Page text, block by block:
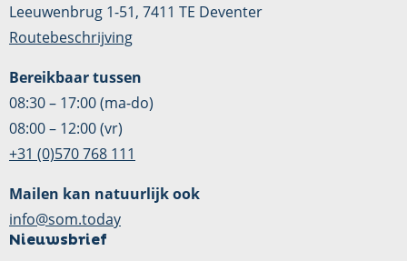
Leeuwenbrug 1-51, 7411 TE Deventer
Routebeschrijving
Bereikbaar tussen
08:30 – 17:00 (ma-do)
08:00 – 12:00 (vr)
+31 (0)570 768 111
Mailen kan natuurlijk ook
info@som.today
Nieuwsbrief